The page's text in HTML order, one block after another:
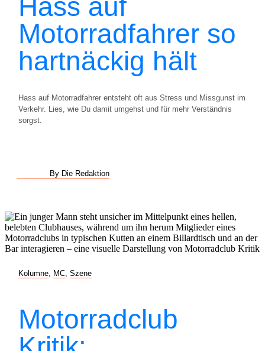
Hass auf
Motorradfahrer so
hartnäckig hält
Hass auf Motorradfahrer entsteht oft aus Stress und Missgunst im
Verkehr. Lies, wie Du damit umgehst und für mehr Verständnis
sorgst.
By Die Redaktion
Kolumne MC Szene
Motorradclub